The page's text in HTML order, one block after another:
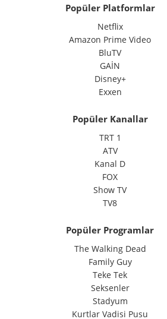
Popüler Platformlar
Netflix
Amazon Prime Video
BluTV
GAİN
Disney+
Exxen
Popüler Kanallar
TRT 1
ATV
Kanal D
FOX
Show TV
TV8
Popüler Programlar
The Walking Dead
Family Guy
Teke Tek
Seksenler
Stadyum
Kurtlar Vadisi Pusu